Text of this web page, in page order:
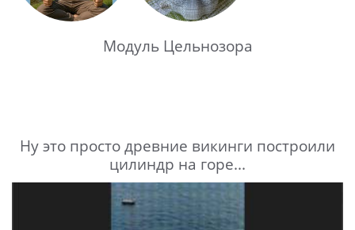
Модуль Цельнозора
Ну это просто древние викинги построили
цилиндр на горе...